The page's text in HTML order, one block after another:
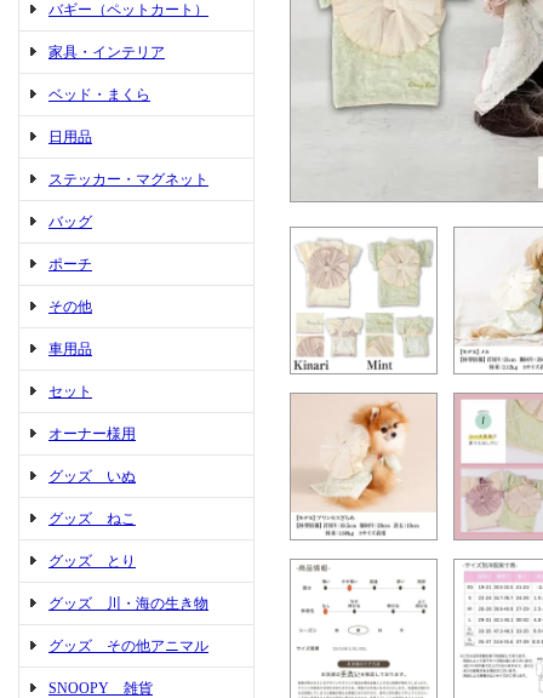
バギー（ペットカート）
家具・インテリア
ベッド・まくら
日用品
ステッカー・マグネット
バッグ
ポーチ
その他
車用品
セット
オーナー様用
グッズ いぬ
グッズ ねこ
グッズ とり
グッズ 川・海の生き物
グッズ その他アニマル
SNOOPY 雑貨